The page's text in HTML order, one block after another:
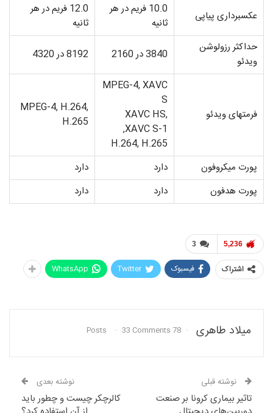
عکسبرداری پیاپی
10.0 فریم در هر
ثانیه
12.0 فریم در هر
ثانیه
حداکثر رزولوشن
ویدئو
3840 در 2160 8192 در 4320
فرمت­های ویدئو
MPEG-4, XAVC
S
XAVC HS,
XAVC S-1,
H.264, H.265
MPEG-4, H.264,
H.265
پورت میکروفون دارد
دارد
پورت هدفون
دارد دارد
3 5,236
اشتراک فیسبوک Twitter
WhatsApp
میلاد طاهری 78 Posts
33 Comments
نوشته قبلی
تاثیر بیماری کرونا بر صنعت
نوشته بعدی
کالرچکر چیست و چطور باید